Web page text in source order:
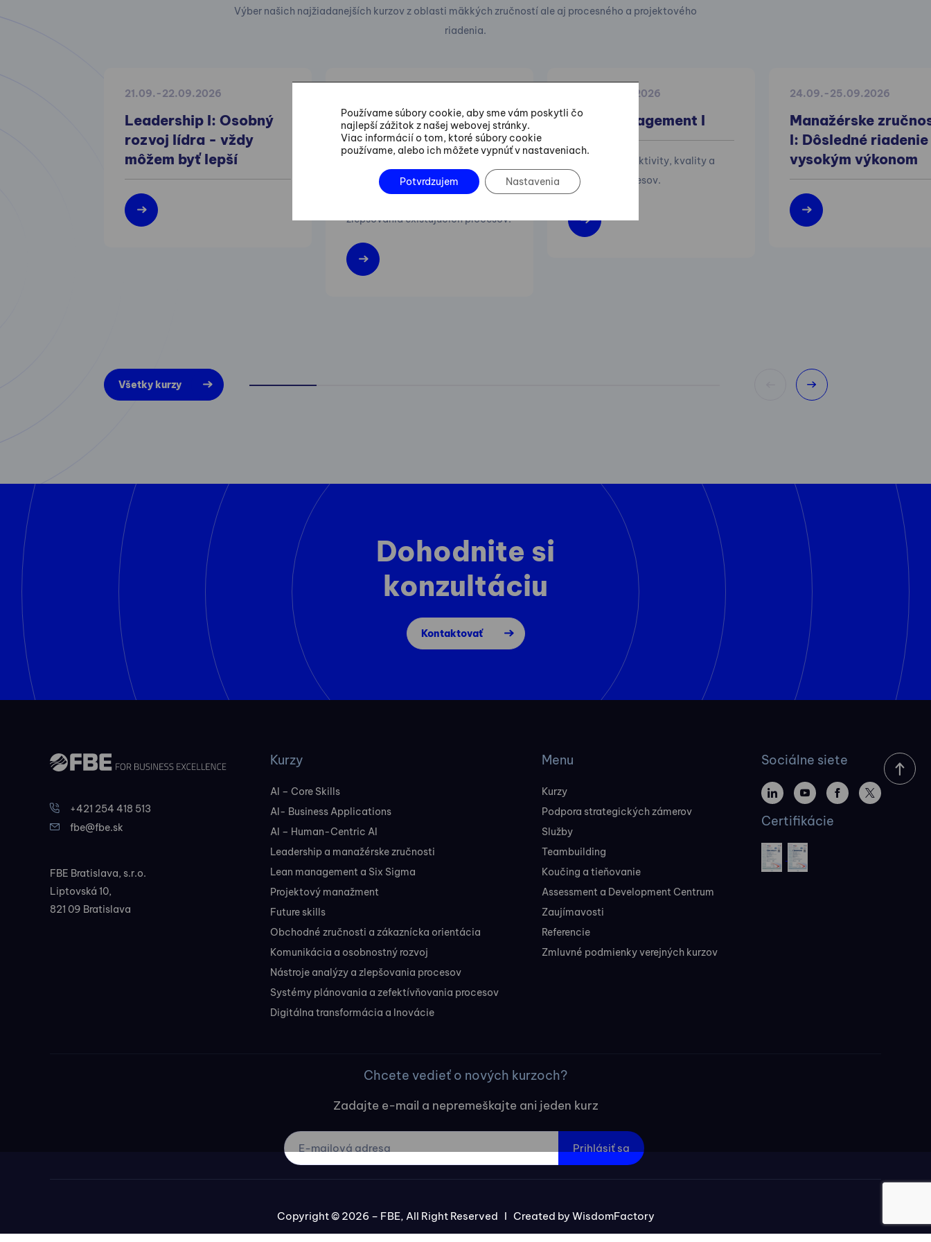
Výber našich najžiadanejších kurzov z oblasti mäkkých zručností ale aj procesného a projektového
riadenia.
21.09.-22.09.2026
Leadership I: Osobný
rozvoj lídra - vždy
môžem byť lepší
Six Sigma Green Belt
Training
Praktické postupy vedenia
zlepšovania existujúcich procesov.
01.10.-02.10.2026
Lean Management I
Zvyšovanie efektivity, kvality a
flexibility procesov.
24.09.-25.09.2026
Manažérske
I: Dôsledné riadenie
vysokým výkonom
Všetky kurzy
Dohodnite si
konzultáciu
Kontaktovať
+421 254 418 513
fbe@fbe.sk
FBE Bratislava, s.r.o.
Liptovská 10,
821 09 Bratislava
Kurzy
AI – Core Skills
AI- Business Applications
AI – Human-Centric AI
Leadership a manažérske zručnosti
Lean management a Six Sigma
Projektový manažment
Future skills
Obchodné zručnosti a zákaznícka orientácia
Komunikácia a osobnostný rozvoj
Nástroje analýzy a zlepšovania procesov
Systémy plánovania a zefektívňovania procesov
Digitálna transformácia a Inovácie
Menu
Kurzy
Podpora strategických zámerov
Služby
Teambuilding
Koučing a tieňovanie
Assessment a Development Centrum
Zaujímavosti
Referencie
Zmluvné podmienky verejných kurzov
Sociálne siete
Certifikácie
Chcete vedieť o nových kurzoch?
Zadajte e-mail a nepremeškajte ani jeden kurz
Prihlásiť sa
Copyright © 2026 – FBE, All Right Reserved I Created by WisdomFactory
Používame súbory cookie, aby sme vám poskytli čo
najlepší zážitok z našej webovej stránky.
Viac informácií o tom, ktoré súbory cookie
používame, alebo ich môžete vypnúť v nastaveniach.
Potvrdzujem Nastavenia